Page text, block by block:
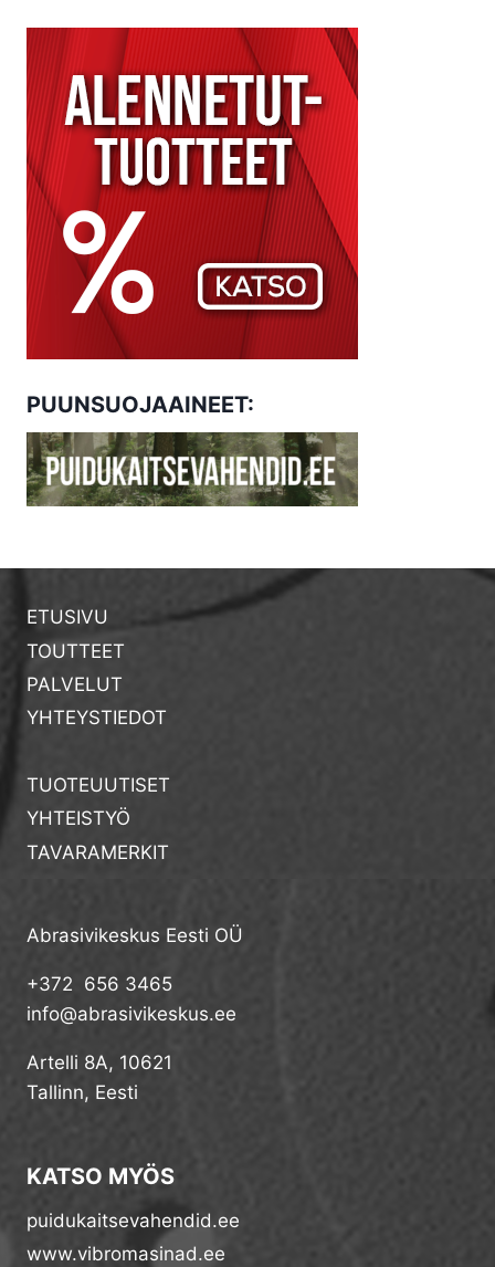
PUUNSUOJAAINEET:
ETUSIVU
TOUTTEET
PALVELUT
YHTEYSTIEDOT
TUOTEUUTISET
YHTEISTYÖ
TAVARAMERKIT
Abrasivikeskus Eesti OÜ
+372 656 3465
info@abrasivikeskus.ee
Artelli 8A, 10621
Tallinn, Eesti
KATSO MYÖS
puidukaitsevahendid.ee
www.vibromasinad.ee